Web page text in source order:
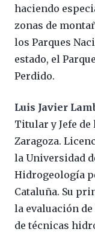
haciendo
zonas de
los Parques
estado, el
Perdido.
Luis Javier
Titular y Jefe de
Zaragoza.
la Universidad
Hidrogeología
Cataluña. Su
la evaluación
de técnicas